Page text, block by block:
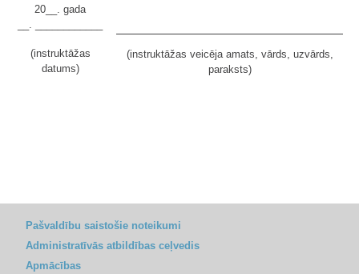
20__. gada
(instruktāžas
datums)
(instruktāžas veicēja amats, vārds, uzvārds,
paraksts)
Pašvaldību saistošie noteikumi
Administratīvās atbildības ceļvedis
Apmācības